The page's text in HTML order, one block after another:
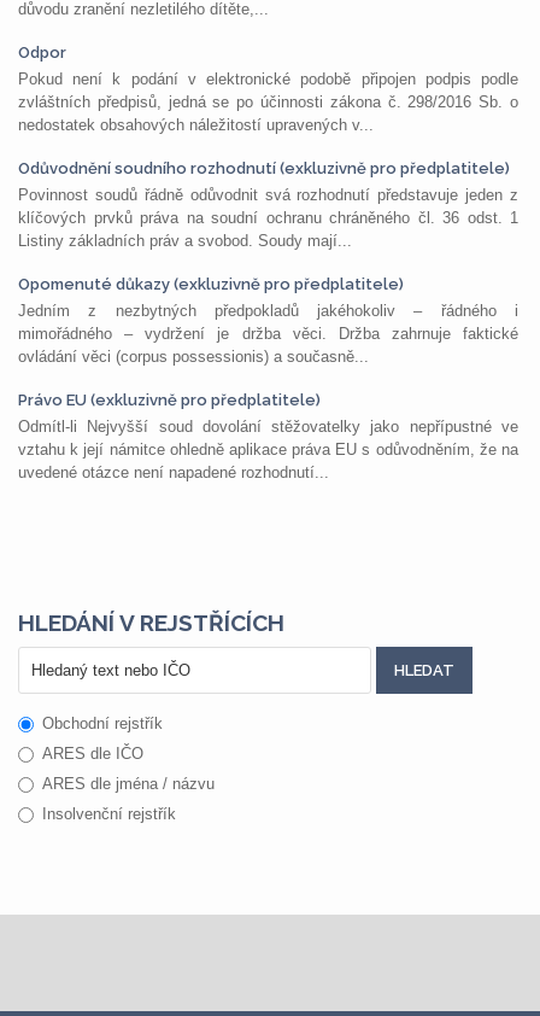
důvodu zranění nezletilého dítěte,...
Odpor
Pokud není k podání v elektronické podobě připojen podpis podle
zvláštních předpisů, jedná se po účinnosti zákona č. 298/2016 Sb. o
nedostatek obsahových náležitostí upravených v...
Odůvodnění soudního rozhodnutí (exkluzivně pro předplatitele)
Povinnost soudů řádně odůvodnit svá rozhodnutí představuje jeden z
klíčových prvků práva na soudní ochranu chráněného čl. 36 odst. 1
Listiny základních práv a svobod. Soudy mají...
Opomenuté důkazy (exkluzivně pro předplatitele)
Jedním z nezbytných předpokladů jakéhokoliv – řádného i
mimořádného – vydržení je držba věci. Držba zahrnuje faktické
ovládání věci (corpus possessionis) a současně...
Právo EU (exkluzivně pro předplatitele)
Odmítl-li Nejvyšší soud dovolání stěžovatelky jako nepřípustné ve
vztahu k její námitce ohledně aplikace práva EU s odůvodněním, že na
uvedené otázce není napadené rozhodnutí...
HLEDÁNÍ V REJSTŘÍCÍCH
Obchodní rejstřík
ARES dle IČO
ARES dle jména / názvu
Insolvenční rejstřík